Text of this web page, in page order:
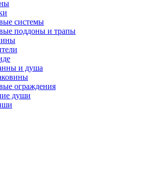
системы
поддоны и трапы
и душа
ограждения
души